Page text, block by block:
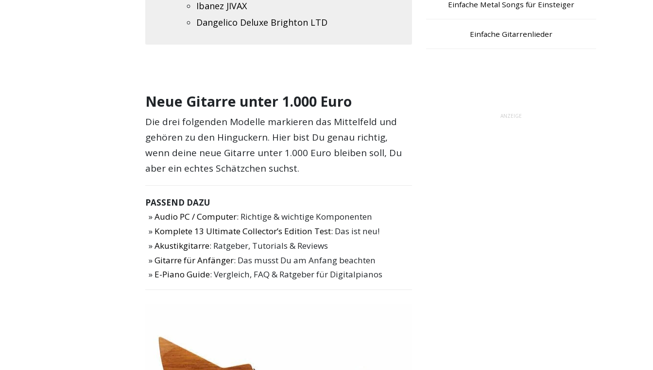
Ibanez JIVAX
Dangelico Deluxe Brighton LTD
Neue Gitarre unter 1.000 Euro
Die drei folgenden Modelle markieren das Mittelfeld und
gehören zu den Hinguckern. Hier bist Du genau richtig,
wenn deine neue Gitarre unter 1.000 Euro bleiben soll, Du
aber ein echtes Schätzchen suchst.
PASSEND DAZU
Audio PC / Computer: Richtige & wichtige Komponenten
Komplete 13 Ultimate Collector’s Edition Test: Das ist neu!
Akustikgitarre: Ratgeber, Tutorials & Reviews
Gitarre für Anfänger: Das musst Du am Anfang beachten
E-Piano Guide: Vergleich, FAQ & Ratgeber für Digitalpianos
Einfache Metal Songs für Einsteiger
Einfache Gitarrenlieder
ANZEIGE